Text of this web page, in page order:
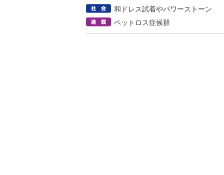
和ドレス試着やパワーストーン
ペットロス症候群